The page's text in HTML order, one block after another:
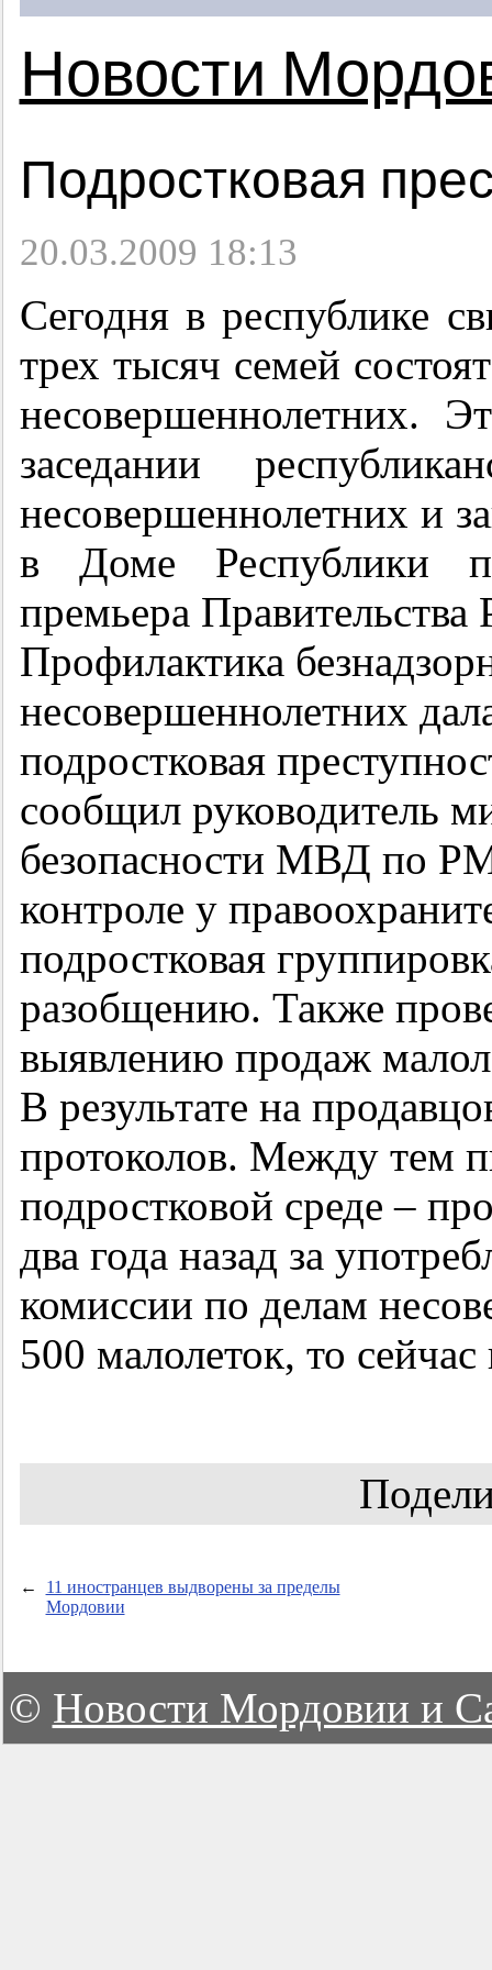
Новости
Подростковая
20.03.2009 18:13
Сегодня в республике
трех тысяч семей
несовершеннолетних.
заседании
несовершеннолетних и
в Доме Республики
премьера
Профилактика
несовершеннолетних
подростковая
сообщил руководитель
безопасности МВД по
контроле у
подростковая
разобщению. Также
выявлению продаж
В результате на
протоколов. Между тем
подростковой среде –
два года назад за
комиссии по делам
500 малолеток, то
←
11 иностранцев выдворены за пределы
Мордовии
© Новости Мордовии и